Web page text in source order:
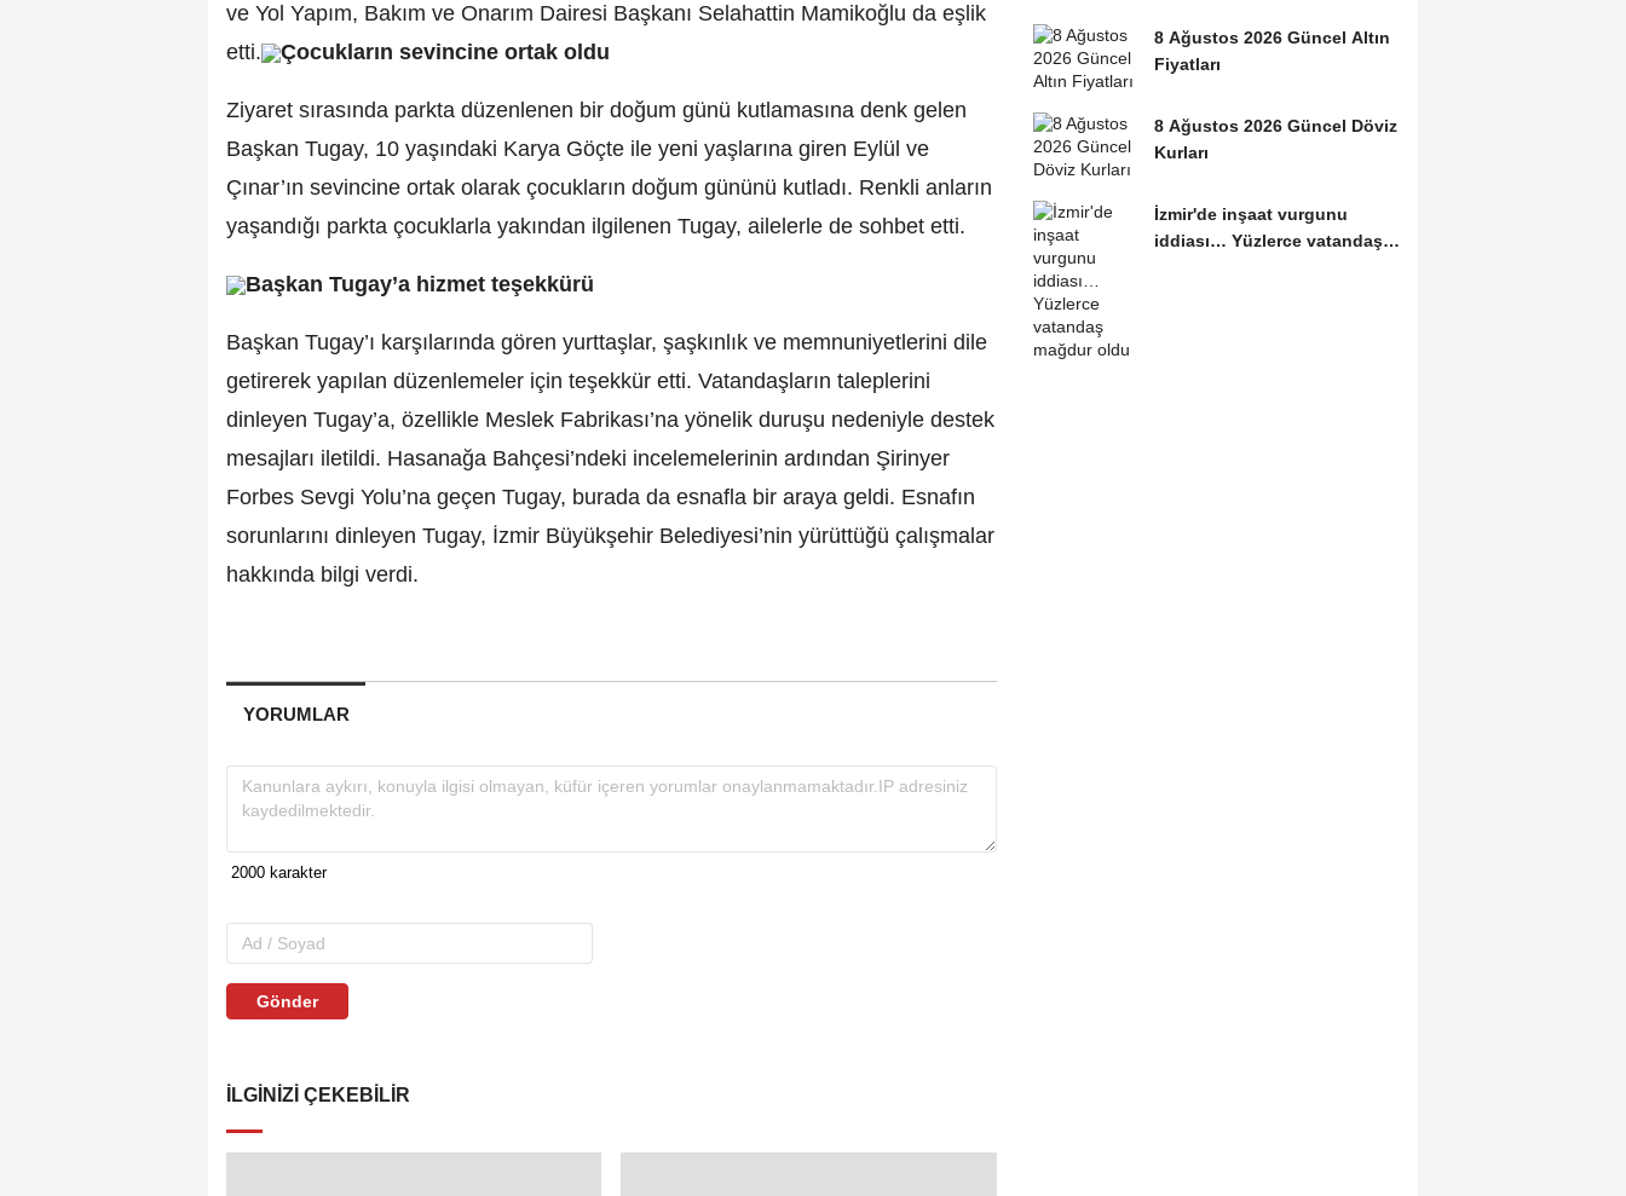
ve Yol Yapım, Bakım ve Onarım Dairesi Başkanı Selahattin Mamikoğlu da eşlik
etti.
Çocukların sevincine ortak oldu
Ziyaret sırasında parkta düzenlenen bir doğum günü kutlamasına denk gelen
Başkan Tugay, 10 yaşındaki Karya Göçte ile yeni yaşlarına giren Eylül ve
Çınar’ın sevincine ortak olarak çocukların doğum gününü kutladı. Renkli anların
yaşandığı parkta çocuklarla yakından ilgilenen Tugay, ailelerle de sohbet etti.
Başkan Tugay’a hizmet teşekkürü
Başkan Tugay’ı karşılarında gören yurttaşlar, şaşkınlık ve memnuniyetlerini dile
getirerek yapılan düzenlemeler için teşekkür etti. Vatandaşların taleplerini
dinleyen Tugay’a, özellikle Meslek Fabrikası’na yönelik duruşu nedeniyle destek
mesajları iletildi. Hasanağa Bahçesi’ndeki incelemelerinin ardından Şirinyer
Forbes Sevgi Yolu’na geçen Tugay, burada da esnafla bir araya geldi. Esnafın
sorunlarını dinleyen Tugay, İzmir Büyükşehir Belediyesi’nin yürüttüğü çalışmalar
hakkında bilgi verdi.
YORUMLAR
Gönder
İLGINIZI ÇEKEBILIR
8 Ağustos 2026 Güncel Altın
Fiyatları
8 Ağustos 2026 Güncel Döviz
Kurları
İzmir'de inşaat vurgunu
iddiası… Yüzlerce vatandaş